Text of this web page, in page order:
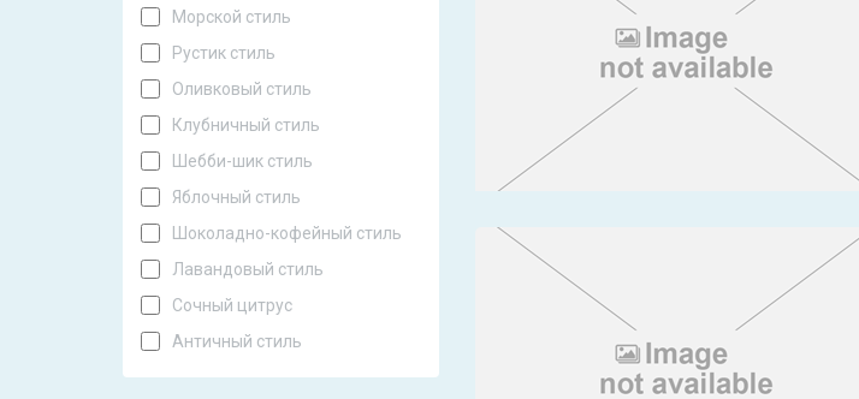
Морской стиль
Рустик стиль
Оливковый стиль
Клубничный стиль
Шебби-шик стиль
Яблочный стиль
Шоколадно-кофейный стиль
Лавандовый стиль
Сочный цитрус
Античный стиль